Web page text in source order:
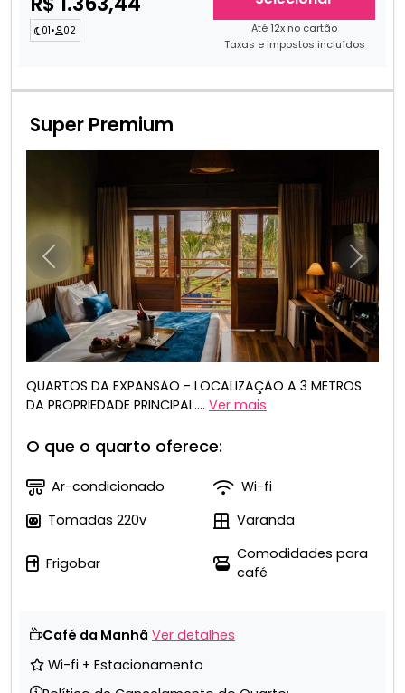
01• 02
Até 12x no cartão
Taxas e impostos incluídos
Super Premium
Anterior
QUARTOS DA EXPANSÃO - LOCALIZAÇÃO A 3 METROS
DA PROPRIEDADE PRINCIPAL.... Ver mais
O que o quarto oferece:
Ar-condicionado
Wi-fi
Tomadas 220v
Varanda
Frigobar
Comodidades para
café
Café da Manhã Ver detalhes
Wi-fi + Estacionamento